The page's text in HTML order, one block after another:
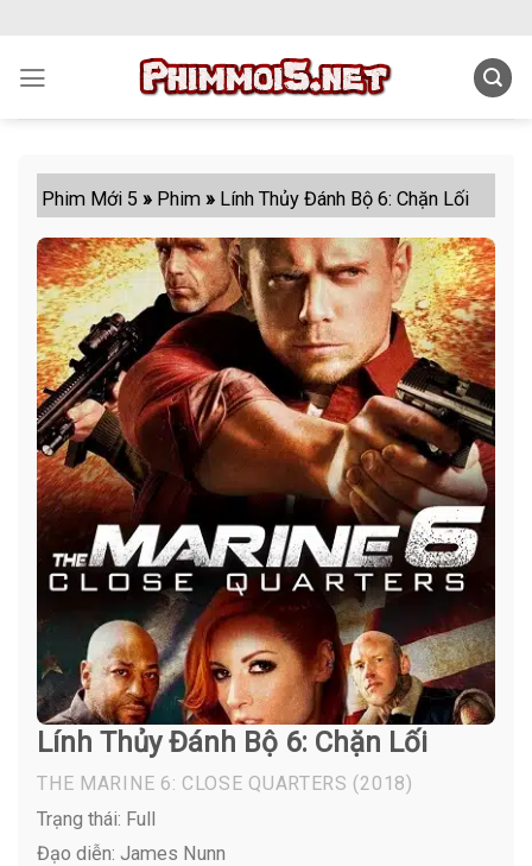
content
Phim Mới 5 » Phim » Lính Thủy Đánh Bộ 6: Chặn Lối
Lính Thủy Đánh Bộ 6: Chặn Lối
THE MARINE 6: CLOSE QUARTERS (2018)
Trạng thái: Full
Đạo diễn: James Nunn